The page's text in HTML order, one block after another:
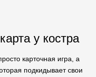
у костра
карточная игра, а
подкидывает свои